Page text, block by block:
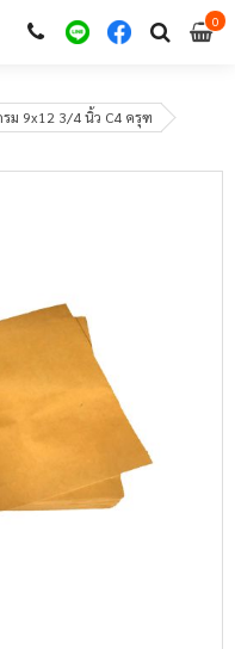
00
ม 9x12 3/4 นิ้ว C4 ครุฑ